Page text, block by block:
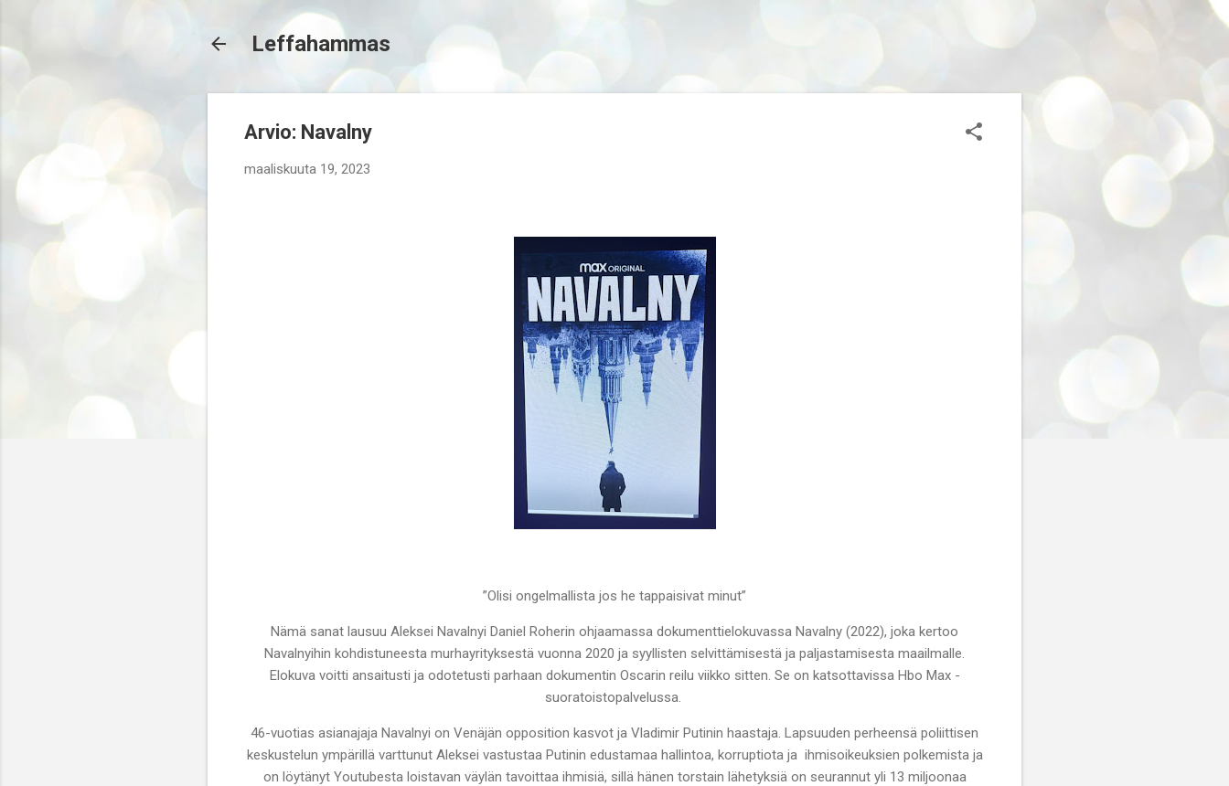
Leffahammas
Arvio: Navalny
maaliskuuta 19, 2023
”Olisi ongelmallista jos he tappaisivat minut”
Nämä sanat lausuu Aleksei Navalnyi Daniel Roherin ohjaamassa dokumenttielokuvassa Navalny (2022), joka kertoo
Navalnyihin kohdistuneesta murhayrityksestä vuonna 2020 ja syyllisten selvittämisestä ja paljastamisesta maailmalle.
Elokuva voitti ansaitusti ja odotetusti parhaan dokumentin Oscarin reilu viikko sitten. Se on katsottavissa Hbo Max -
suoratoistopalvelussa.
46-vuotias asianajaja Navalnyi on Venäjän opposition kasvot ja Vladimir Putinin haastaja. Lapsuuden perheensä poliittisen
keskustelun ympärillä varttunut Aleksei vastustaa Putinin edustamaa hallintoa, korruptiota ja ihmisoikeuksien polkemista ja
on löytänyt Youtubesta loistavan väylän tavoittaa ihmisiä, sillä hänen torstain lähetyksiä on seurannut yli 13 miljoonaa